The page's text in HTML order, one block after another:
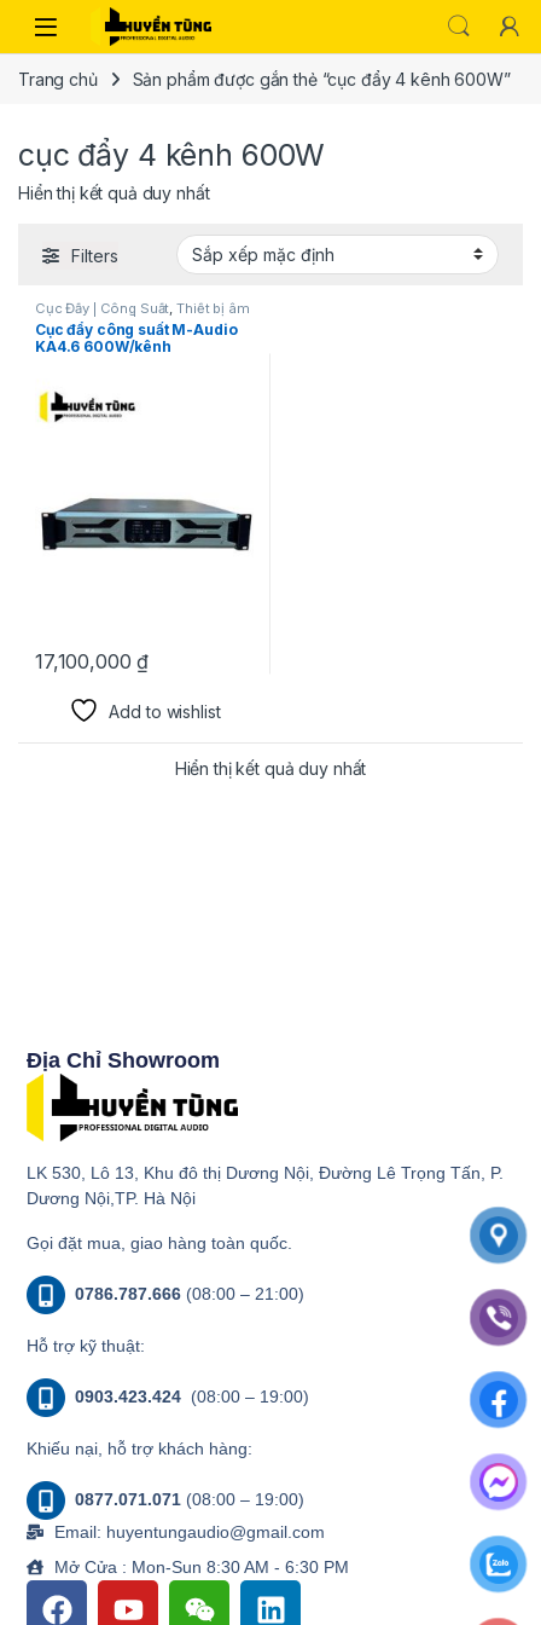
Trang chủ Sản phẩm được gắn thẻ “cục đẩy 4 kênh 600W”
cục đẩy 4 kênh 600W
Hiển thị kết quả duy nhất
Filters
Cục Đẩy | Công Suất ,Thiết bị âm
thanh karaoke | KTV
Cục đẩy công suất M-Audio
KA4.6 600W/kênh
17,100,000₫
Add to wishlist
Hiển thị kết quả duy nhất
Địa Chỉ Showroom
LK 530, Lô 13, Khu đô thị Dương Nội, Đường Lê Trọng Tấn, P.
Dương Nội,TP. Hà Nội
Gọi đặt mua, giao hàng toàn quốc.
0786.787.666 (08:00 – 21:00)
Hỗ trợ kỹ thuật:
0903.423.424 (08:00 – 19:00)
Khiếu nại, hỗ trợ khách hàng:
0877.071.071 (08:00 – 19:00)
Email: huyentungaudio@gmail.com
Mở Cửa : Mon-Sun 8:30 AM - 6:30 PM